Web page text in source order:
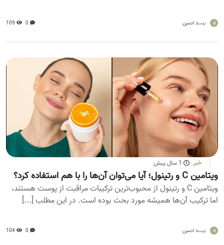
a توسط ادمین 0
109
خبر 1 سال پیش
ویتامین C و رتینول؛ آیا می‌توان آن‌ها را با هم استفاده کرد؟
ویتامین C و رتینول از محبوب‌ترین ترکیبات مراقبت از پوست هستند،
اما ترکیب آن‌ها همیشه مورد بحث بوده است. در این مطلب [...]
a توسط ادمین 0
104